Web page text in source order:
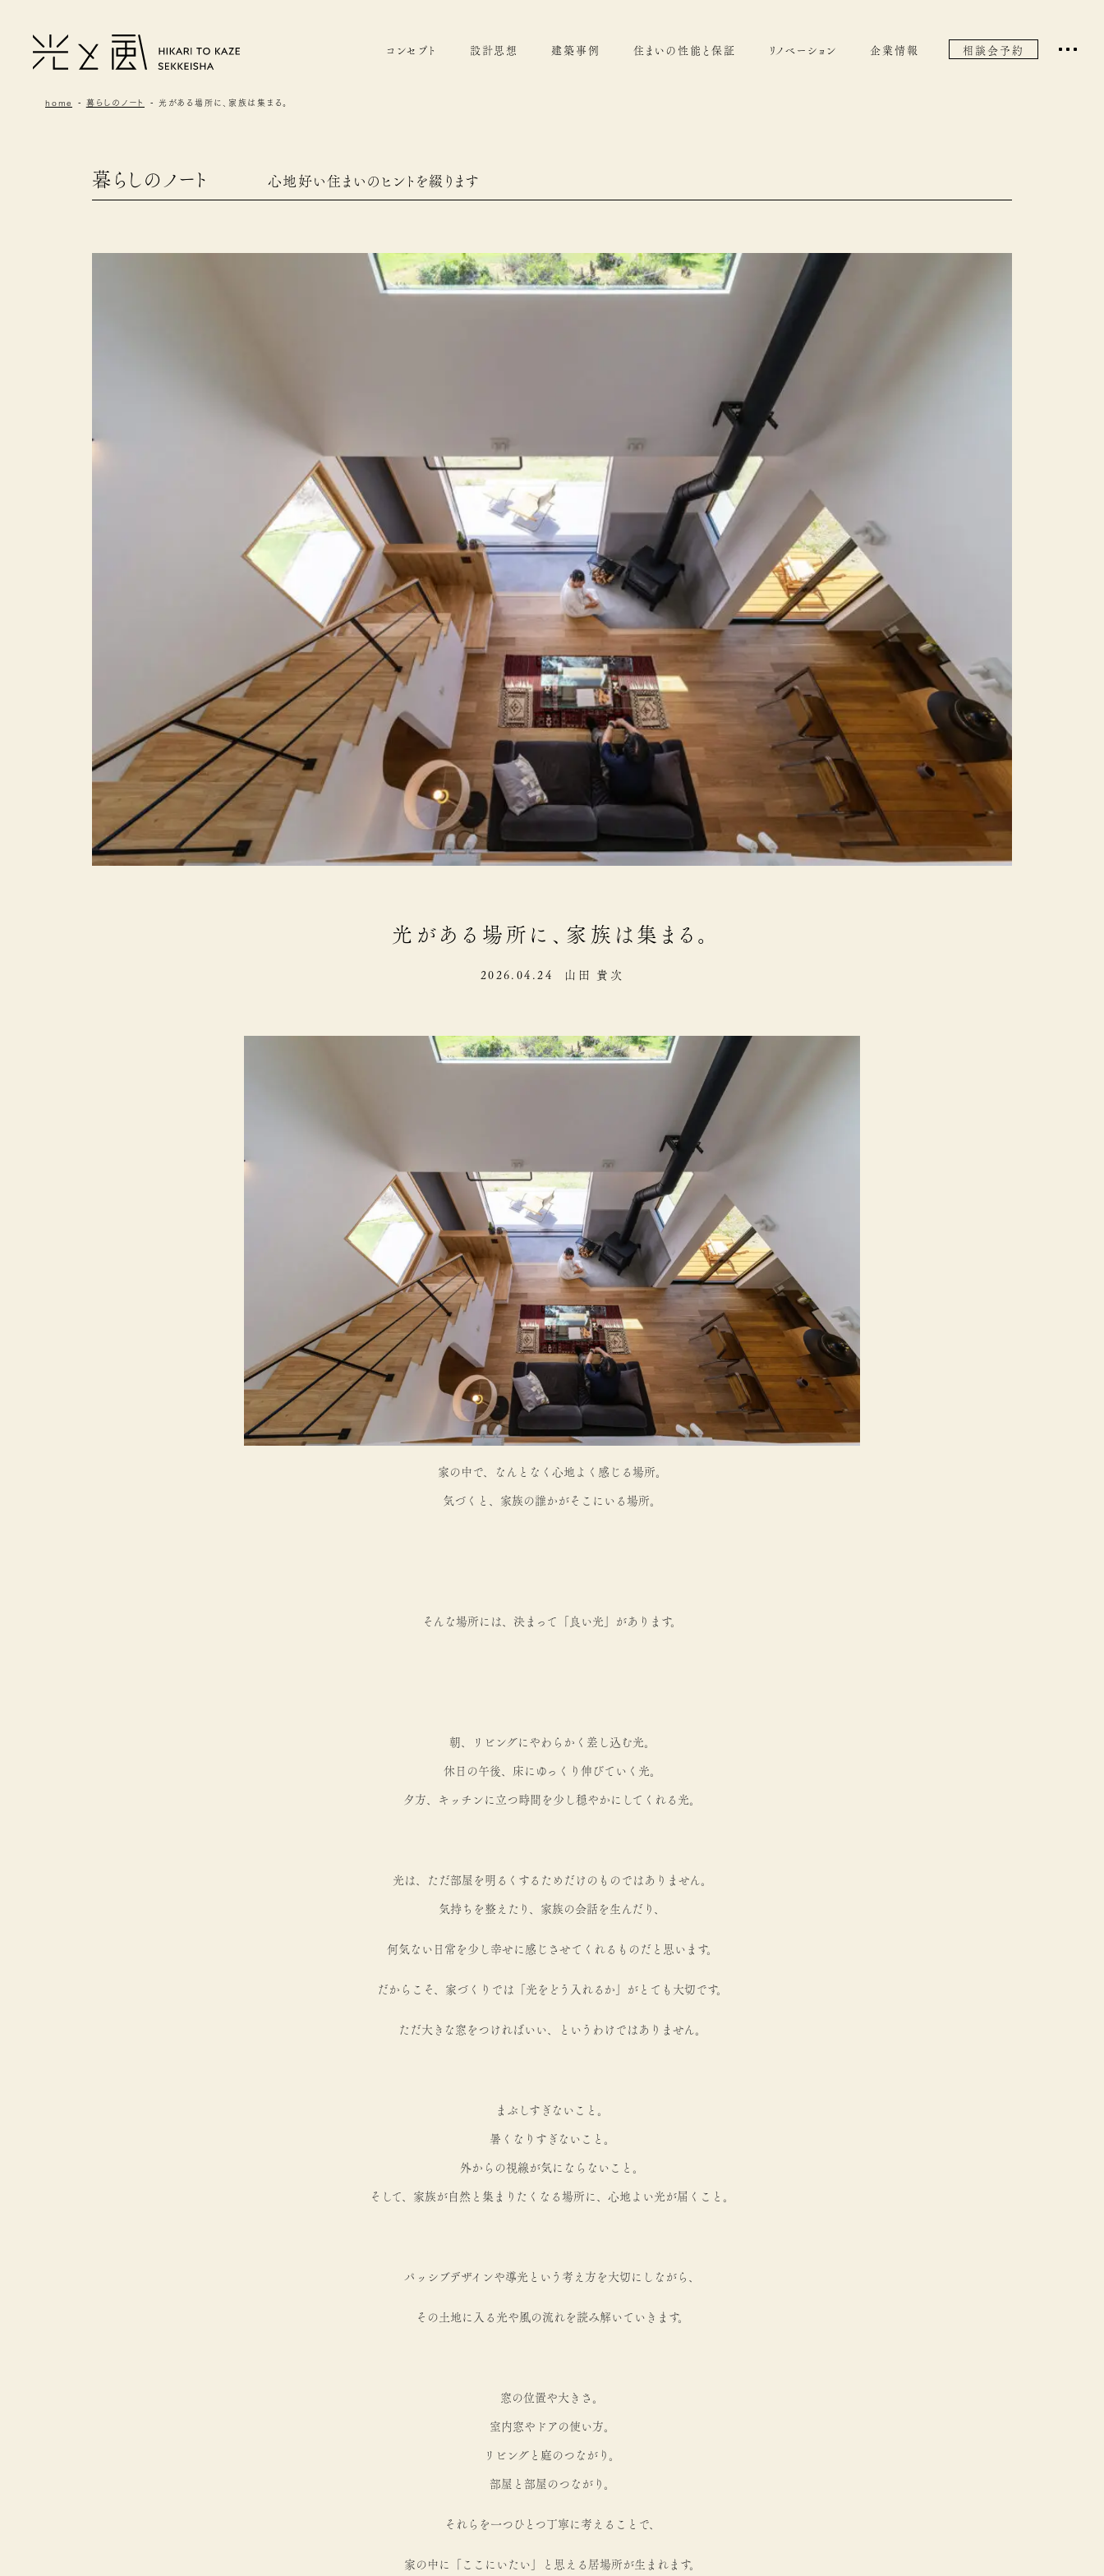
コンセプト 設計思想 建築事例 住まいの性能と保証 リノベーション 企業情報 相談会予約
home 暮らしのノート 光がある場所に、家族は集まる。
暮らしのノート 心地好い住まいのヒントを綴ります
光がある場所に、家族は集まる。
2026.04.24 山田 貴次
家の中で、なんとなく心地よく感じる場所。
気づくと、家族の誰かがそこにいる場所。
そんな場所には、決まって「良い光」があります。
朝、リビングにやわらかく差し込む光。
休日の午後、床にゆっくり伸びていく光。
夕方、キッチンに立つ時間を少し穏やかにしてくれる光。
光は、ただ部屋を明るくするためだけのものではありません。
気持ちを整えたり、家族の会話を生んだり、
何気ない日常を少し幸せに感じさせてくれるものだと思います。
だからこそ、家づくりでは「光をどう入れるか」がとても大切です。
ただ大きな窓をつければいい、というわけではありません。
まぶしすぎないこと。
暑くなりすぎないこと。
外からの視線が気にならないこと。
そして、家族が自然と集まりたくなる場所に、心地よい光が届くこと。
パッシブデザインや導光という考え方を大切にしながら、
その土地に入る光や風の流れを読み解いていきます。
窓の位置や大きさ。
室内窓やドアの使い方。
リビングと庭のつながり。
部屋と部屋のつながり。
それらを一つひとつ丁寧に考えることで、
家の中に「ここにいたい」と思える居場所が生まれます。